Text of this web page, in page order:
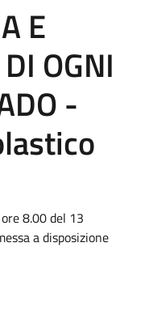
E
OGNI
-
8.00 del 13
a disposizione